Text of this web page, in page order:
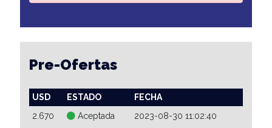
Pre-Ofertas
USD ESTADO
FECHA
2.670
Aceptada
2023-08-30 11:02:40